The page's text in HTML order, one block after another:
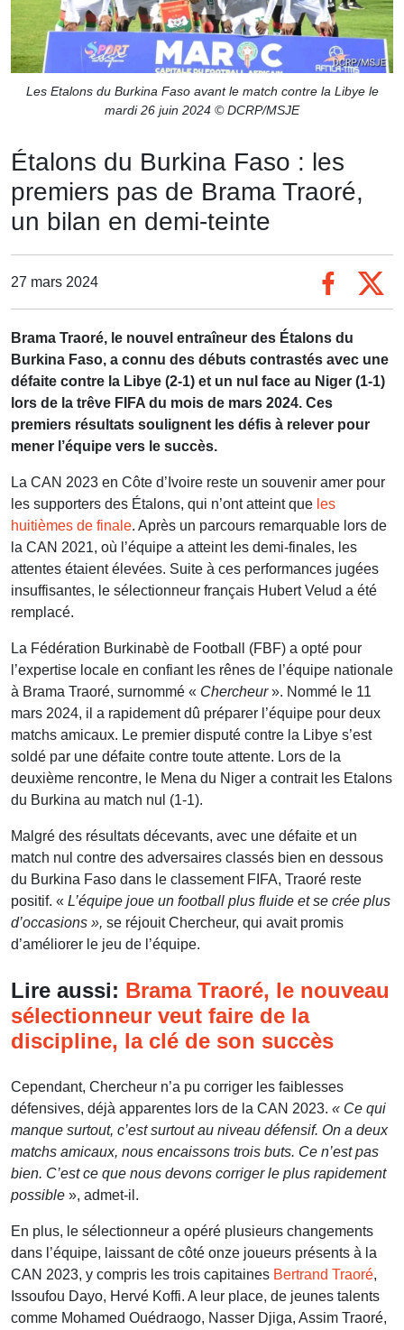
Les Etalons du Burkina Faso avant le match contre la Libye le
mardi 26 juin 2024 © DCRP/MSJE
Étalons du Burkina Faso : les
premiers pas de Brama Traoré,
un bilan en demi-teinte
27 mars 2024
Brama Traoré, le nouvel entraîneur des Étalons du
Burkina Faso, a connu des débuts contrastés avec une
défaite contre la Libye (2-1) et un nul face au Niger (1-1)
lors de la trêve FIFA du mois de mars 2024. Ces
premiers résultats soulignent les défis à relever pour
mener l’équipe vers le succès.
La CAN 2023 en Côte d’Ivoire reste un souvenir amer pour
les supporters des Étalons, qui n’ont atteint que les
huitièmes de finale. Après un parcours remarquable lors de
la CAN 2021, où l’équipe a atteint les demi-finales, les
attentes étaient élevées. Suite à ces performances jugées
insuffisantes, le sélectionneur français Hubert Velud a été
remplacé.
La Fédération Burkinabè de Football (FBF) a opté pour
l’expertise locale en confiant les rênes de l’équipe nationale
à Brama Traoré, surnommé « Chercheur». Nommé le 11
mars 2024, il a rapidement dû préparer l’équipe pour deux
matchs amicaux. Le premier disputé contre la Libye s’est
soldé par une défaite contre toute attente. Lors de la
deuxième rencontre, le Mena du Niger a contrait les Etalons
du Burkina au match nul (1-1).
Malgré des résultats décevants, avec une défaite et un
match nul contre des adversaires classés bien en dessous
du Burkina Faso dans le classement FIFA, Traoré reste
positif. « L’équipe joue un football plus fluide et se crée plus
d’occasions », se réjouit Chercheur, qui avait promis
d’améliorer le jeu de l’équipe.
Lire aussi: Brama Traoré, le nouveau
sélectionneur veut faire de la
discipline, la clé de son succès
Cependant, Chercheur n’a pu corriger les faiblesses
défensives, déjà apparentes lors de la CAN 2023. « Ce qui
manque surtout, c’est surtout au niveau défensif. On a deux
matchs amicaux, nous encaissons trois buts. Ce n’est pas
bien. C’est ce que nous devons corriger le plus rapidement
possible », admet-il.
En plus, le sélectionneur a opéré plusieurs changements
dans l’équipe, laissant de côté onze joueurs présents à la
CAN 2023, y compris les trois capitaines Bertrand Traoré,
Issoufou Dayo, Hervé Koffi. A leur place, de jeunes talents
comme Mohamed Ouédraogo, Nasser Djiga, Assim Traoré,